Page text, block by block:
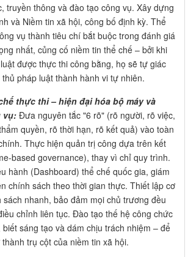
truyền thông và đào tạo công vụ. Xây dựng
và Niềm tin xã hội, công bố định kỳ. Thể
vụ thành tiêu chí bắt buộc trong đánh giá
nhất, củng cố niềm tin thể chế – bởi khi
được thực thi công bằng, họ sẽ tự giác
pháp luật thành hành vi tự nhiên.
thực thi – hiện đại hóa bộ máy và
vụ: Đưa nguyên tắc "6 rõ" (rõ người, rõ việc,
quyền, rõ thời hạn, rõ kết quả) vào toàn
Thực hiện quản trị công dựa trên kết
based governance), thay vì chỉ quy trình.
hành (Dashboard) thể chế quốc gia, giám
chính sách theo thời gian thực. Thiết lập cơ
nhanh, bảo đảm mọi chủ trương đều
chỉnh liên tục. Đào tạo thế hệ công chức
sáng tạo và dám chịu trách nhiệm – để
trụ cột của niềm tin xã hội.